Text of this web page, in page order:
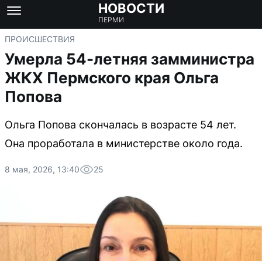
НОВОСТИ
ПЕРМИ
ПРОИСШЕСТВИЯ
Умерла 54-летняя замминистра
ЖКХ Пермского края Ольга
Попова
Ольга Попова скончалась в возрасте 54 лет.
Она проработала в министерстве около года.
8 мая, 2026, 13:40 25